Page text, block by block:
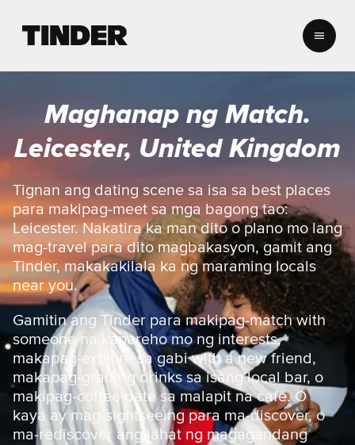
r
e
Maghanap ng Match.
Leicester, United Kingdom
Tignan ang dating scene sa isa sa best places
para makipag-meet sa mga bagong tao:
Leicester. Nakatira ka man dito o plano mo lang
mag-travel para dito magbakasyon, gamit ang
Tinder, makakakilala ka ng maraming locals
near you.
Gamitin ang Tinder para makipag-match with
someone na kapareho mo ng interests,
makapag-explore sa gabi with a new friend,
makapag-grab ng drinks sa isang local bar, o
makipag-coffee date sa malapit na cafe. O
kaya ay mag-sightseeing para ma-discover, o
ma-rediscover ang lahat ng magagandang